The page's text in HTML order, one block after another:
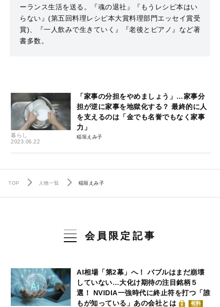
ーランス生活を送る。『魂の退社』『もうレシピ本はい
らない』(第五回料理レシピ本大賞料理部門エッセイ賞受
賞)、『一人飲みで生きていく』『老後とピアノ』など著
書多数。
暮らし
2023.06.22
「家事の分担をやめましょう」…家事分
担が逆に家事を地獄化する？ 最終的に人
を支えるのは「金でも名誉でもなく家事
力」
稲垣えみ子
TOP 人物一覧 稲垣えみ子
会員限定記事
AI相場「第2幕」へ！ バブルはまだ崩壊
していない…大化け期待の注目銘柄５
選！ NVIDIA一強時代に終止符を打つ「誰
もが知っている」あの会社とは
有料